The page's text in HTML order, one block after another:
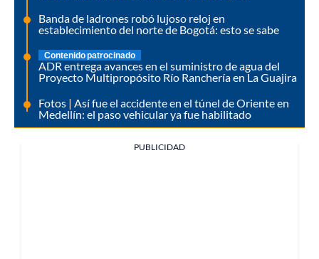
Banda de ladrones robó lujoso reloj en
establecimiento del norte de Bogotá: esto se sabe
Contenido patrocinado
ADR entrega avances en el suministro de agua del
Proyecto Multipropósito Río Ranchería en La Guajira
Fotos | Así fue el accidente en el túnel de Oriente en
Medellín: el paso vehicular ya fue habilitado
PUBLICIDAD